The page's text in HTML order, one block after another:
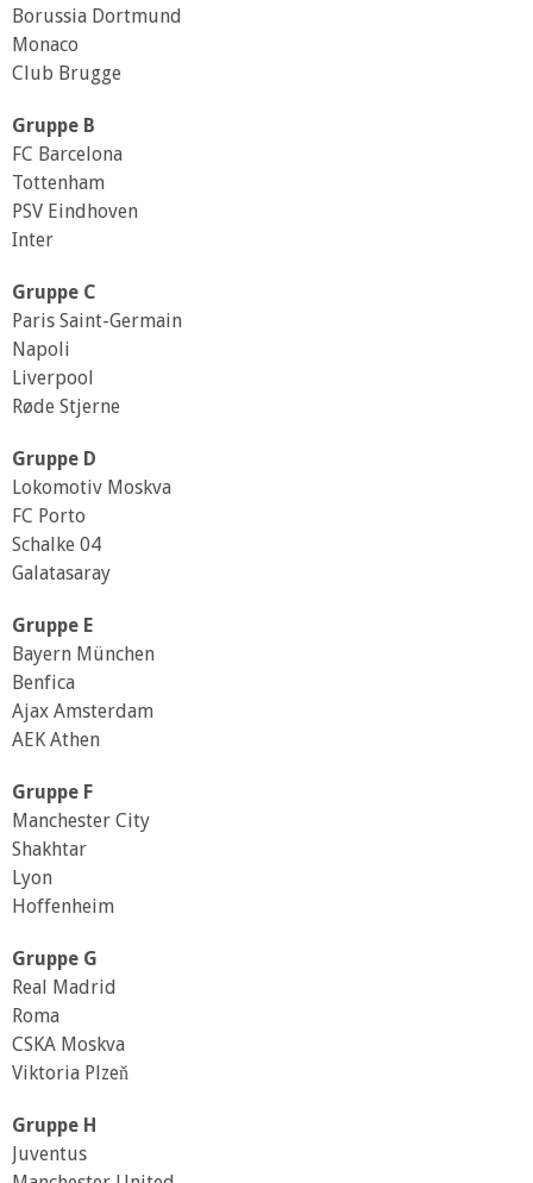
Borussia Dortmund
Monaco
Club Brugge
Gruppe B
FC Barcelona
Tottenham
PSV Eindhoven
Inter
Gruppe C
Paris Saint-Germain
Napoli
Liverpool
Røde Stjerne
Gruppe D
Lokomotiv Moskva
FC Porto
Schalke 04
Galatasaray
Gruppe E
Bayern München
Benfica
Ajax Amsterdam
AEK Athen
Gruppe F
Manchester City
Shakhtar
Lyon
Hoffenheim
Gruppe G
Real Madrid
Roma
CSKA Moskva
Viktoria Plzeň
Gruppe H
Juventus